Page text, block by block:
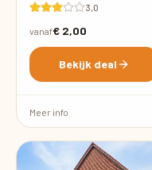
3,0
vanaf€ 2,00
Bekijk deal
Meer info